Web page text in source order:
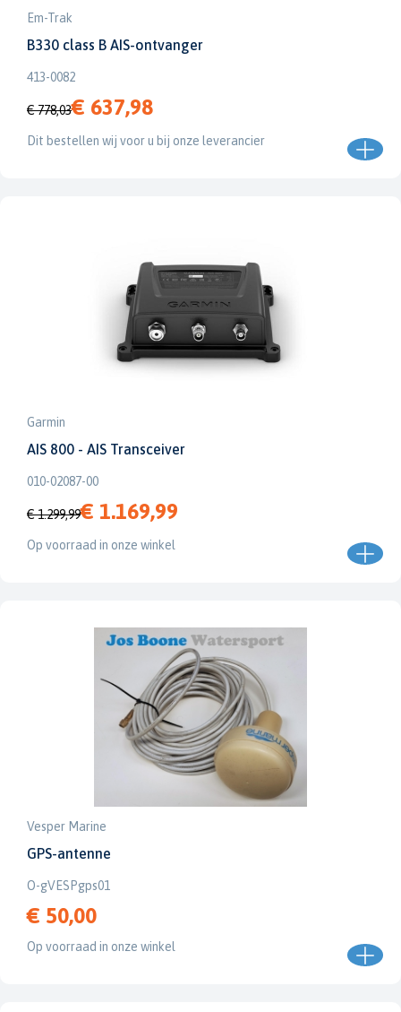
Em-Trak
B330 class B AIS-ontvanger
413-0082
€ 778,03€ 637,98
Dit bestellen wij voor u bij onze leverancier
Garmin
AIS 800 - AIS Transceiver
010-02087-00
€ 1.299,99€ 1.169,99
Op voorraad in onze winkel
Vesper Marine
GPS-antenne
O-gVESPgps01
€ 50,00
Op voorraad in onze winkel